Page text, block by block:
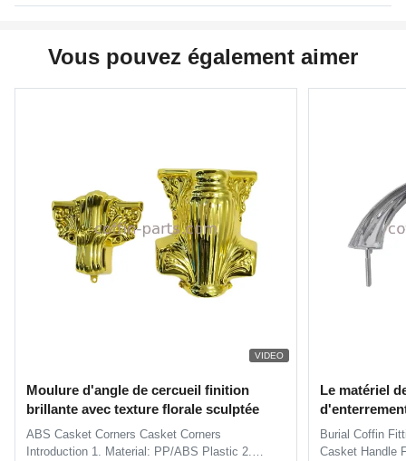
Vous pouvez également aimer
VIDEO
Moulure d'angle de cercueil finition
brillante avec texture florale sculptée
ABS Casket Corners​ Casket Corners​
Introduction 1. Material: PP/ABS Plastic 2.
Le matériel
cercueil
Burial Coffin
Casket Handle